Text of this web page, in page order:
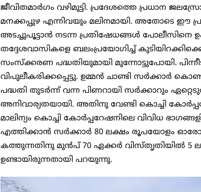
ജീവിതമാർ​ഗം വഴിമുട്ടി. പ്രദേശത്തെ പ്രധാന
മനക്കപ്പുഴ എന്നിവയും മലിനമായി. അതോടെ ഈ
അടച്ചുപൂട്ടാൻ നടന്ന പ്രതിഷേധങ്ങൾ പോലീസിനെ
തദ്ദേശവാസികളെ ബലംപ്രയോഗിച്ച്
സംസ്‌ക്കരണ പദ്ധതിയുമായി മുന്നോട്ടുപോയി.
വിപുലീകരിക്കപ്പെട്ടു. ഉമ്മൻ ചാണ്ടി സർക്കാർ
പദ്ധതി തുടർന്ന് വന്ന പിണറായി സർക്കാറും
അനിവാര്യതയായി. അതിനു വേണ്ടി കൊച്ചി
മാലിന്യം കൊച്ചി കോർപ്പറേഷനിലെ വിവിധ
എത്തിക്കാൻ സർക്കാർ 80 ലക്ഷം രൂപയോളം ഓരോ
കത്തുന്നതിനു മുൻപ് 70 ഏക്കർ വിസ്തൃതിയിൽ 5
ഉണ്ടായിരുന്നതായി പറയുന്നു.